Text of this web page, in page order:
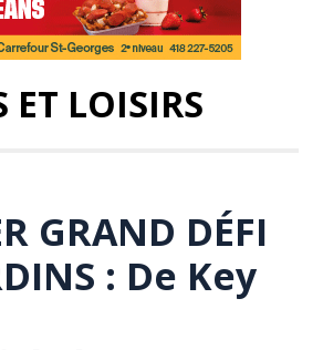
ET LOISIRS
GRAND DÉFI
: De Key